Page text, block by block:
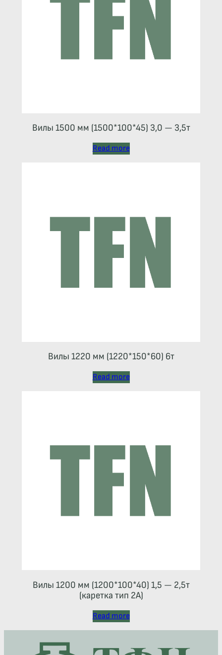
Вилы 1500 мм (1500*100*45) 3,0 — 3,5т
Read more
Вилы 1220 мм (1220*150*60) 6т
Read more
Вилы 1200 мм (1200*100*40) 1,5 — 2,5т
(каретка тип 2A)
Read more